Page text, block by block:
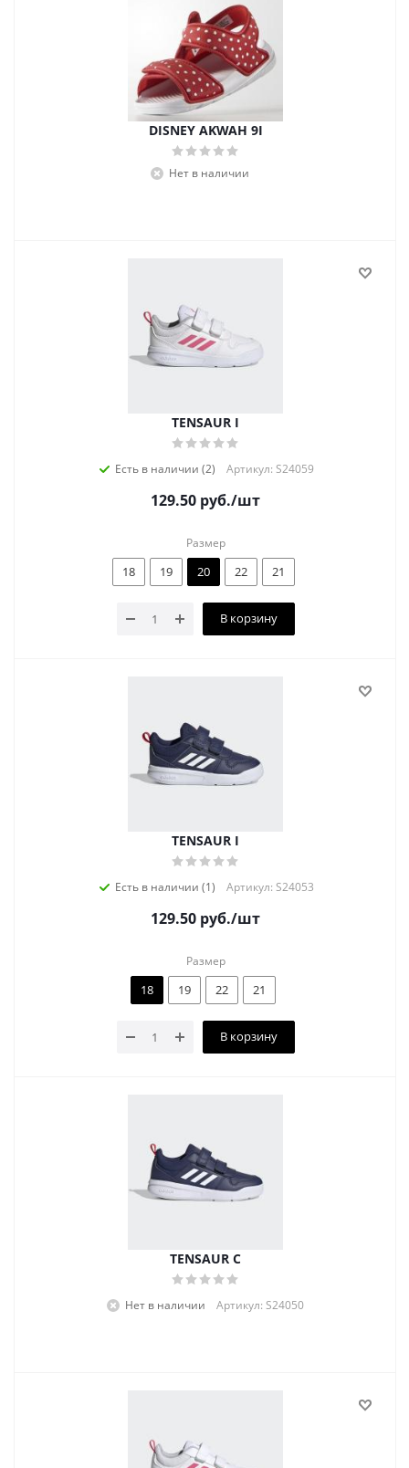
DISNEY AKWAH 9I
Нет в наличии
TENSAUR I
Есть в наличии (2) Артикул: S24059
129.50 руб./шт
Размер
18 19 20 22 21
В корзину
TENSAUR I
Есть в наличии (1) Артикул: S24053
129.50 руб./шт
Размер
18 19 22 21
В корзину
TENSAUR C
Нет в наличии Артикул: S24050